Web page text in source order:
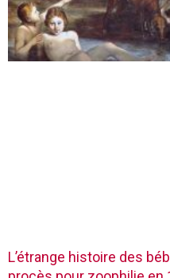
L’étrange histoire des